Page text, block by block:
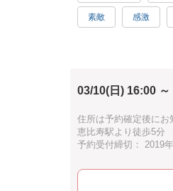
イソワパールギャラ
その他パーツも定番
アクセサリー作り経
どうぞお気軽にご参加
素敵 感激
03/10(日) 16:00
住所は予約確定後にお
恵比寿駅より徒歩5分
予約受付締切： 2019